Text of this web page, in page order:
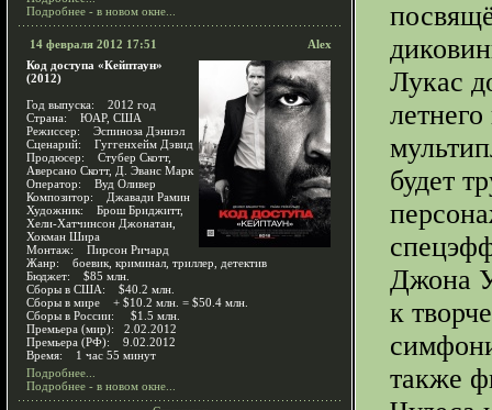
Подробнее - в новом окне...
14 февраля 2012 17:51
Alex
Код доступа «Кейптаун»
(2012)
Год выпуска: 2012 год
Страна: ЮАР, США
Режиссер: Эспиноза Дэниэл
Сценарий: Гуггенхейм Дэвид
Продюсер: Стубер Скотт,
Аверсано Скотт, Д. Эванс Марк
Оператор: Вуд Оливер
Композитор: Джавади Рамин
Художник: Брош Бриджитт,
Хели-Хатчинсон Джонатан,
Хокман Шира
Монтаж: Пирсон Ричард
Жанр: боевик, криминал, триллер, детектив
Бюджет: $85 млн.
Сборы в США: $40.2 млн.
Сборы в мире + $10.2 млн. = $50.4 млн.
Сборы в России: $1.5 млн.
Премьера (мир): 2.02.2012
Премьера (РФ): 9.02.2012
Время: 1 час 55 минут
Подробнее...
Подробнее - в новом окне...
Лукас
будет
Джона
к
также